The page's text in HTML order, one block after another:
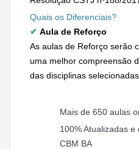
Quais os Diferenciais?
✔ Aula de Reforço
As aulas de Reforço serão
uma melhor compreensão
das disciplinas
Mais de 650 aulas
100% Atualizadas
CBM BA